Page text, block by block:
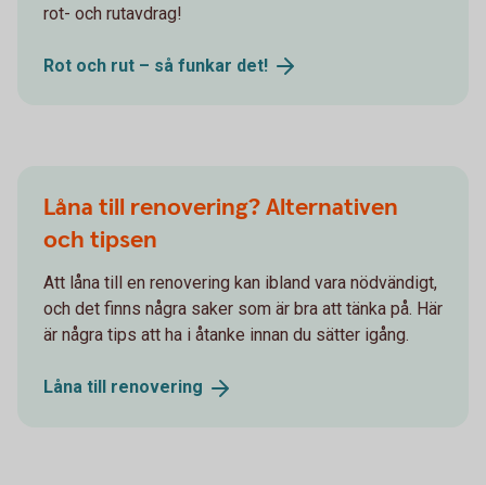
rot- och rutavdrag!
Rot och rut – så funkar det!
Låna till renovering? Alternativen
och tipsen
Att låna till en renovering kan ibland vara nödvändigt,
och det finns några saker som är bra att tänka på. Här
är några tips att ha i åtanke innan du sätter igång.
Låna till renovering